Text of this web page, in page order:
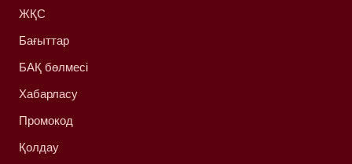
ЖҚС
Бағыттар
БАҚ бөлмесі
Хабарласу
Промокод
Қолдау